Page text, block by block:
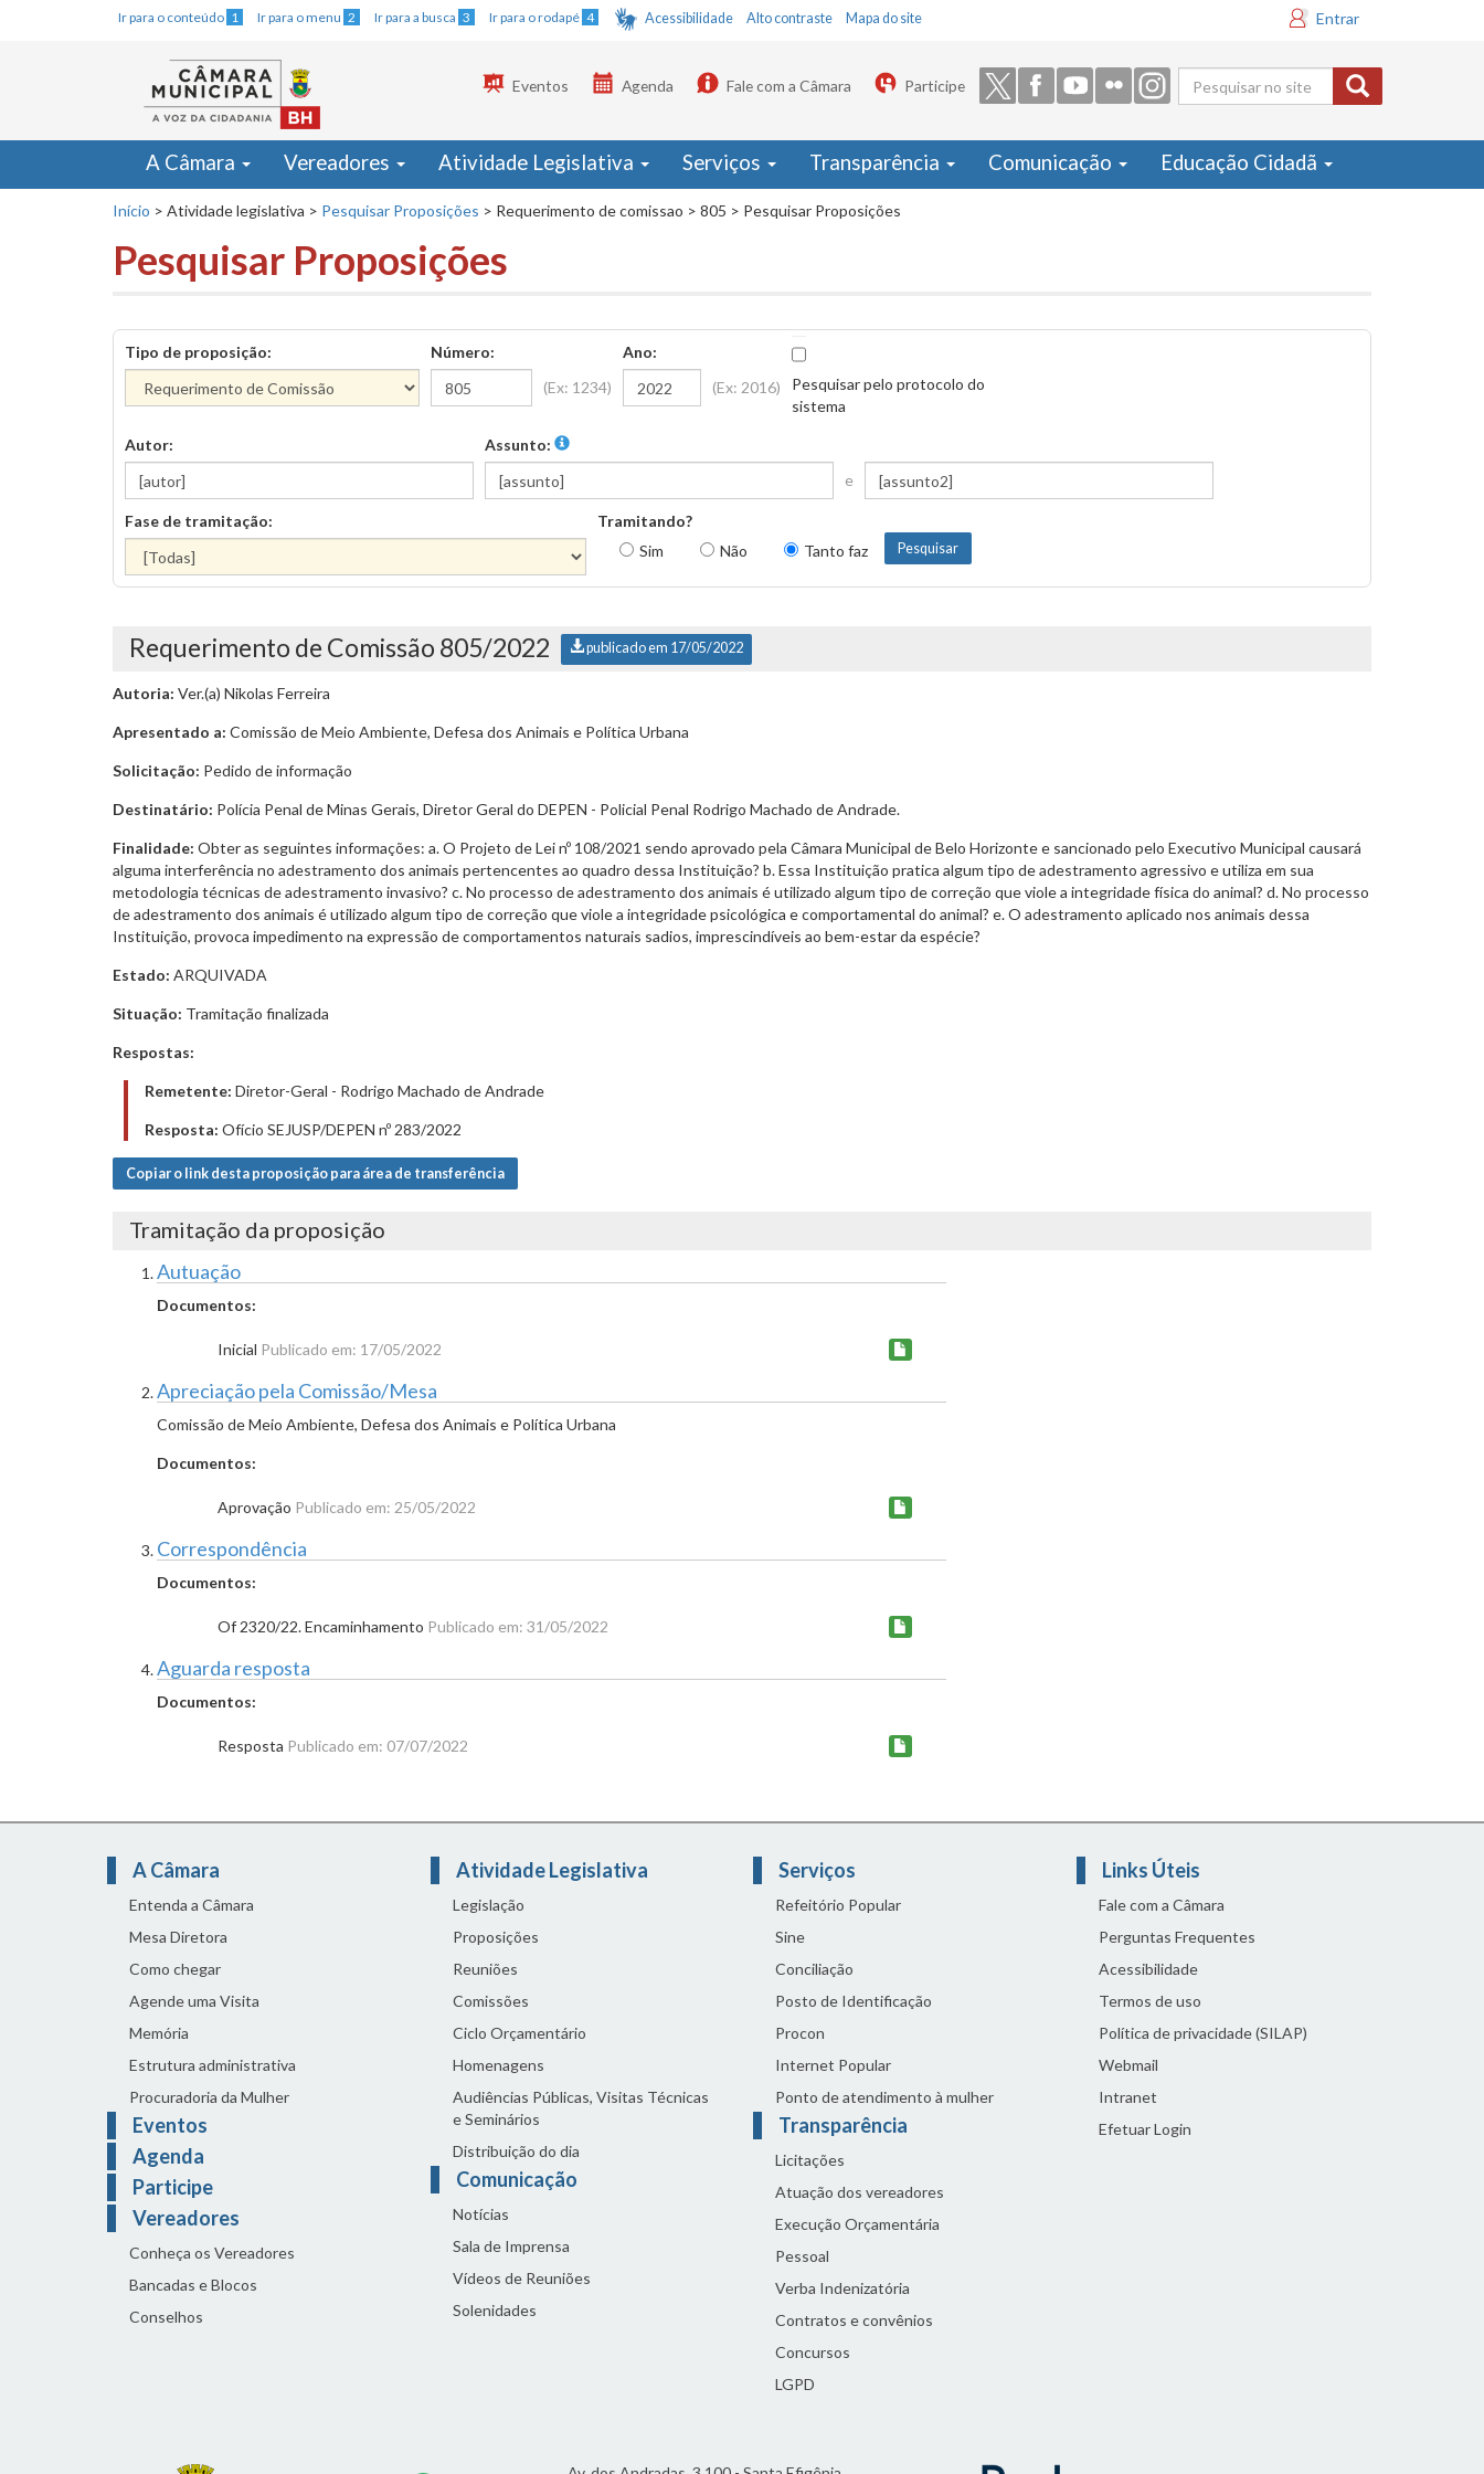
Ir para o conteúdo 1 Ir para o menu 2 Ir para a busca 3 Ir para o rodapé 4 Acessibilidade Alto contraste Mapa do site Entrar
Formulário
de busca
Eventos Agenda Fale com a Câmara Participe
A Câmara Vereadores Atividade Legislativa Serviços Transparência Comunicação Educação Cidadã
Início > Atividade legislativa > Pesquisar Proposições > Requerimento de comissao > 805 > Pesquisar Proposições
Pesquisar Proposições
Tipo de proposição:
Número:
(Ex: 1234)
Ano:
(Ex: 2016)
Pesquisar pelo protocolo do
sistema
Autor:
Assunto:
e
Fase de tramitação:
Tramitando?
Sim
Não Tanto faz
Requerimento de Comissão 805/2022 publicado em 17/05/2022
Autoria: Ver.(a) Nikolas Ferreira
Apresentado a: Comissão de Meio Ambiente, Defesa dos Animais e Política Urbana
Solicitação: Pedido de informação
Destinatário: Polícia Penal de Minas Gerais, Diretor Geral do DEPEN - Policial Penal Rodrigo Machado de Andrade.
Finalidade: Obter as seguintes informações: a. O Projeto de Lei nº 108/2021 sendo aprovado pela Câmara Municipal de Belo Horizonte e sancionado pelo Executivo Municipal causará
alguma interferência no adestramento dos animais pertencentes ao quadro dessa Instituição? b. Essa Instituição pratica algum tipo de adestramento agressivo e utiliza em sua
metodologia técnicas de adestramento invasivo? c. No processo de adestramento dos animais é utilizado algum tipo de correção que viole a integridade física do animal? d. No processo
de adestramento dos animais é utilizado algum tipo de correção que viole a integridade psicológica e comportamental do animal? e. O adestramento aplicado nos animais dessa
Instituição, provoca impedimento na expressão de comportamentos naturais sadios, imprescindíveis ao bem-estar da espécie?
Estado: ARQUIVADA
Situação: Tramitação finalizada
Respostas:
Remetente: Diretor-Geral - Rodrigo Machado de Andrade
Resposta: Ofício SEJUSP/DEPEN nº 283/2022
Copiar o link desta proposição para área de transferência
Tramitação da proposição
Autuação
Documentos:
Inicial Publicado em: 17/05/2022
Apreciação pela Comissão/Mesa
Comissão de Meio Ambiente, Defesa dos Animais e Política Urbana
Documentos:
Aprovação Publicado em: 25/05/2022
Correspondência
Documentos:
Of 2320/22. Encaminhamento Publicado em: 31/05/2022
Aguarda resposta
Documentos:
Resposta Publicado em: 07/07/2022
A Câmara
Entenda a Câmara
Mesa Diretora
Como chegar
Agende uma Visita
Memória
Estrutura administrativa
Procuradoria da Mulher
Eventos
Agenda
Participe
Vereadores
Conheça os Vereadores
Bancadas e Blocos
Conselhos
Atividade Legislativa
Legislação
Proposições
Reuniões
Comissões
Ciclo Orçamentário
Homenagens
Audiências Públicas, Visitas Técnicas
e Seminários
Distribuição do dia
Comunicação
Notícias
Sala de Imprensa
Vídeos de Reuniões
Solenidades
Serviços
Refeitório Popular
Sine
Conciliação
Posto de Identificação
Procon
Internet Popular
Ponto de atendimento à mulher
Transparência
Licitações
Atuação dos vereadores
Execução Orçamentária
Pessoal
Verba Indenizatória
Contratos e convênios
Concursos
LGPD
Links Úteis
Fale com a Câmara
Perguntas Frequentes
Acessibilidade
Termos de uso
Política de privacidade (SILAP)
Webmail
Intranet
Efetuar Login